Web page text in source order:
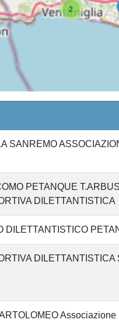
2
SANREMO
PETANQUE
DILETTANTISTICA
DILETTANTISTICO
DILETTANTISTICA
Associazione